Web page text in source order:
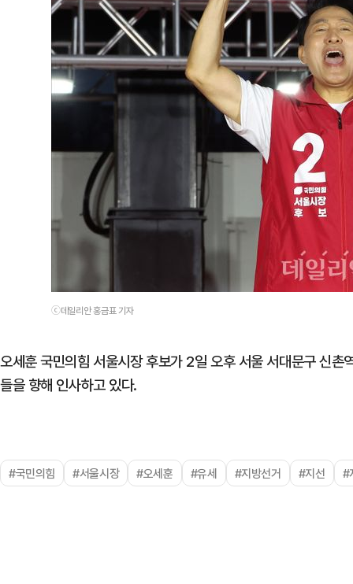
ⓒ데일리안 홍금표 기자
오세훈 국민의힘 서울시장 후보가 2일 오후 서울 서대문구 신
들을 향해 인사하고 있다.
#국민의힘 #서울시장 #오세훈 #유세 #지방선거 #지선 #